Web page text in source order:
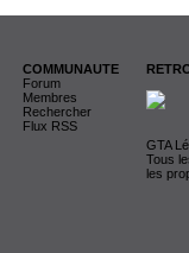
COMMUNAUTE
Forum
Membres
Rechercher
Flux RSS
GTA
Tous
les